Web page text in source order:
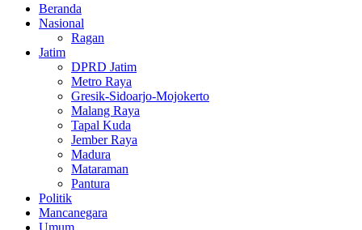
Beranda
Nasional
Ragan
Jatim
DPRD Jatim
Metro Raya
Gresik-Sidoarjo-Mojokerto
Malang Raya
Tapal Kuda
Jember Raya
Madura
Mataraman
Pantura
Politik
Mancanegara
Umum